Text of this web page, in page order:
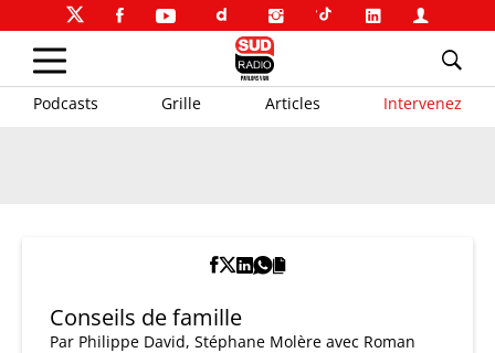
Podcasts Grille Articles Intervenez
Conseils de famille
Par Philippe David, Stéphane Molère avec Roman